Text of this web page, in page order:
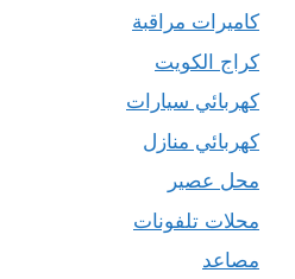
كاميرات مراقبة
كراج الكويت
كهربائي سيارات
كهربائي منازل
محل عصير
محلات تلفونات
مصاعد